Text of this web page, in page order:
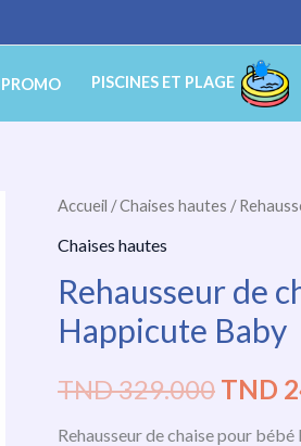
PROMO PISCINES ET PLAGE
Accueil /Chaises hautes /
Chaises hautes
Rehausseur de
Happicute Baby
TND329.000
Le
initial
était :
TND
TND
Rehausseur de chaise pour
quantité
de
de
chaise
bébé
Happicute